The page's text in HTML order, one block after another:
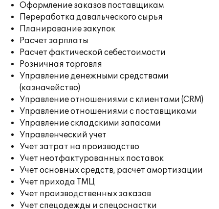
Оформление заказов поставщикам
Переработка давальческого сырья
Планирование закупок
Расчет зарплаты
Расчет фактической себестоимости
Розничная торговля
Управление денежными средствами
(казначейство)
Управление отношениями с клиентами (CRM)
Управление отношениями с поставщиками
Управление складскими запасами
Управленческий учет
Учет затрат на производство
Учет неотфактурованных поставок
Учет основных средств, расчет амортизации
Учет прихода ТМЦ
Учет производственных заказов
Учет спецодежды и спецоснастки